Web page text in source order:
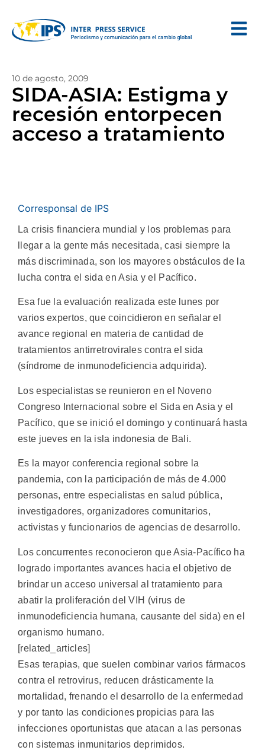
10 de agosto, 2009
SIDA-ASIA: Estigma y
recesión entorpecen
acceso a tratamiento
Corresponsal de IPS
La crisis financiera mundial y los problemas para
llegar a la gente más necesitada, casi siempre la
más discriminada, son los mayores obstáculos de la
lucha contra el sida en Asia y el Pacífico.
Esa fue la evaluación realizada este lunes por
varios expertos, que coincidieron en señalar el
avance regional en materia de cantidad de
tratamientos antirretrovirales contra el sida
(síndrome de inmunodeficiencia adquirida).
Los especialistas se reunieron en el Noveno
Congreso Internacional sobre el Sida en Asia y el
Pacífico, que se inició el domingo y continuará hasta
este jueves en la isla indonesia de Bali.
Es la mayor conferencia regional sobre la
pandemia, con la participación de más de 4.000
personas, entre especialistas en salud pública,
investigadores, organizadores comunitarios,
activistas y funcionarios de agencias de desarrollo.
Los concurrentes reconocieron que Asia-Pacífico ha
logrado importantes avances hacia el objetivo de
brindar un acceso universal al tratamiento para
abatir la proliferación del VIH (virus de
inmunodeficiencia humana, causante del sida) en el
organismo humano.
[related_articles]
Esas terapias, que suelen combinar varios fármacos
contra el retrovirus, reducen drásticamente la
mortalidad, frenando el desarrollo de la enfermedad
y por tanto las condiciones propicias para las
infecciones oportunistas que atacan a las personas
con sistemas inmunitarios deprimidos.